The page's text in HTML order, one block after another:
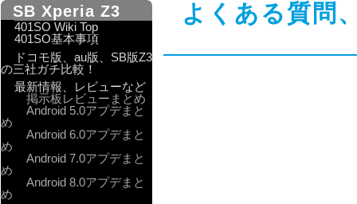
よくある質問
SB Xperia Z3
401SO Wiki Top
401SO基本事項
ドコモ版、au版、SB版Z3
の三社ガチ比較！
最新情報、レビューなど
掲示板レビューまとめ
Android 5.0アプデまと
め
Android 6.0アプデまと
め
Android 7.0アプデまと
め
Android 8.0アプデまと
め